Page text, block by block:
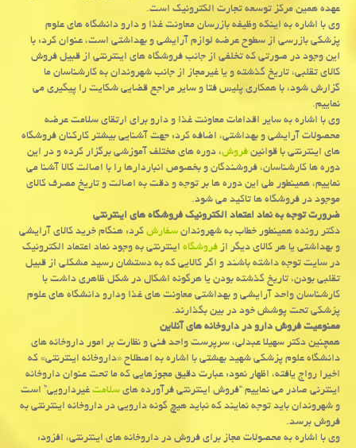
عهده همین مركز توسعه تجارت الكترونیك است.
وی با اشاره به اینكه وظیفه بازرسان معاونت غذا و دارو دانشگاه های علوم
پزشكی بازرسی از سطوح عرضه لوازم آرایشی و بهداشتی است، عنوان كرد: با
این وجود در صورتی كه تخلفی از جانب فروشگاه های اینترنتی از قبیل فروش
كالای تقلبی، تاریخ گذشته و یا غیرمجاز از جانب شهروندان به كارشناسان ما
گزارش شود، با همكاری پلیس فتا و سایر مراجع قضایی شكایت را پیگیری می
نماییم.
وی با اشاره به سایر اقدامات معاونت غذا و دارو برای ارتقای سلامت عرضه
محصولات آرایشی و بهداشتی، اضافه كرد: جهت آشنایی بیشتر كاركنان فروشگاه
های اینترنتی با قوانینفروش، دوره های مختلف آموزشی برگزار كرده و در این
دوره ها كارشناسان، فروشندگان و بخصوص انباردارها را با اصالت كالا آشنا می
نماییم، همینطور طی این دوره ها بر توجه و دقت به اصالت و تاریخ مصرف كالای
موجود در فروشگاه ها تاكید می شود.
ضرورت توجه به نماد اعتماد الكترونیك فروشگاه های اینترنتی
دكتر رونده همینطور خطاب به شهروندانسفارشكرد: هنگام خرید كالای آرایشی
و بهداشتی یا هر كالای دیگر ازفروشگاهاینترنتی به وجود نماد اعتماد الكترونیك
در سایت توجه داشته باشند و اگر كالایی كه به دستشان رسید مشكلی از قبیل
تقلبی بودن، تاریخ گذشته بودن یا هرگونه اشكال در شكل ظاهری داشت با
كارشناسان واحد آرایشی و بهداشتی معاونت های غذا ودارو دانشگاه های علوم
پزشكی تحت پوشش خود در بین بگذارند.
ممنوعیت فروش دارو در داروخانه های آنلاین
همچنین دكتر سهیلا عبدلی، سرپرست واحد فنی و نظارت بر امور داروخانه های
دانشگاه علوم پزشكی شهید بهشتی با اشاره به اصطلاح «داروخانه اینترنتی» كه
اخیرا رواج یافته، اظهار نمود: عبارت دقیق مجوزهایی كه ما تحت عنوان داروخانه
اینترنی صادر می نماییم “فروش اینترنتی فرآورده هایسلامتغیردارویی” است
و شهروندان باید توجه نمایند كه نباید هیچ گونه دارویی در داروخانه اینترنتی به
فروش برسد.
وی با اشاره به محصولات مجاز برای فروش در داروخانه های اینترنتی، افزود: